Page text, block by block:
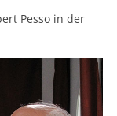
Pesso in der